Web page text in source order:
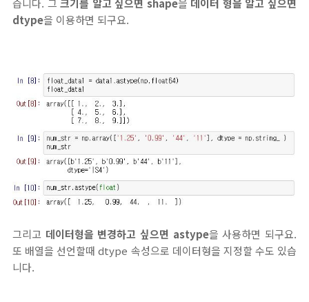
습니다. 그크기를 알고 싶으면 shape을 데이터 형을 알고 싶으면
dtype을 이용하면 되구요.
그리고 데이터형을 변경하고 싶으면 astype을 사용하면 되구요.
또 배열을 선언할때 dtype 속성으로 데이터형을 지정할 수도 있습
니다.